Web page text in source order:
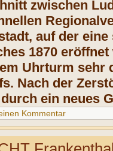
zwischen
auf der
1870
Uhrturm sehr
Nach der
ein neues
Kommentar